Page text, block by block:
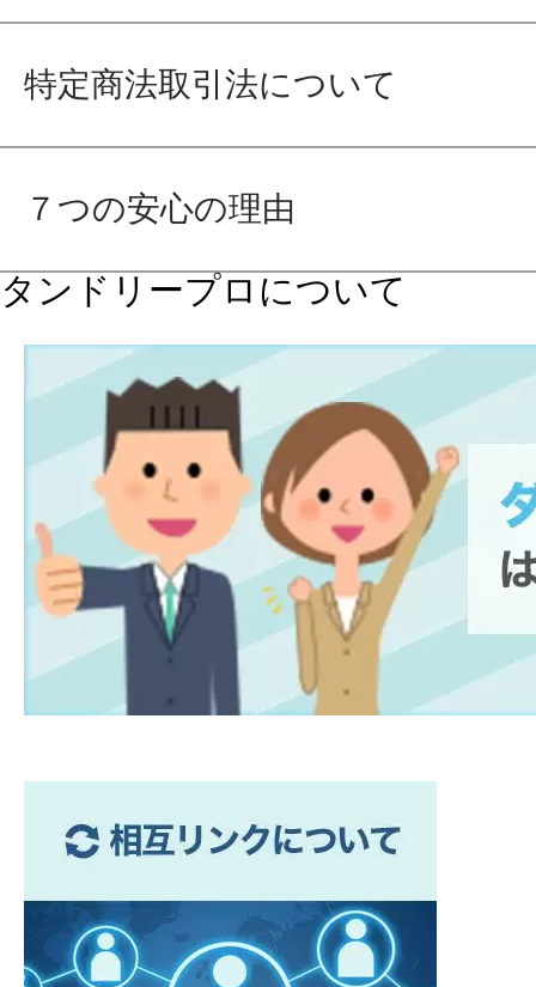
特定商法取引法について
７つの安心の理由
タンドリープロについて